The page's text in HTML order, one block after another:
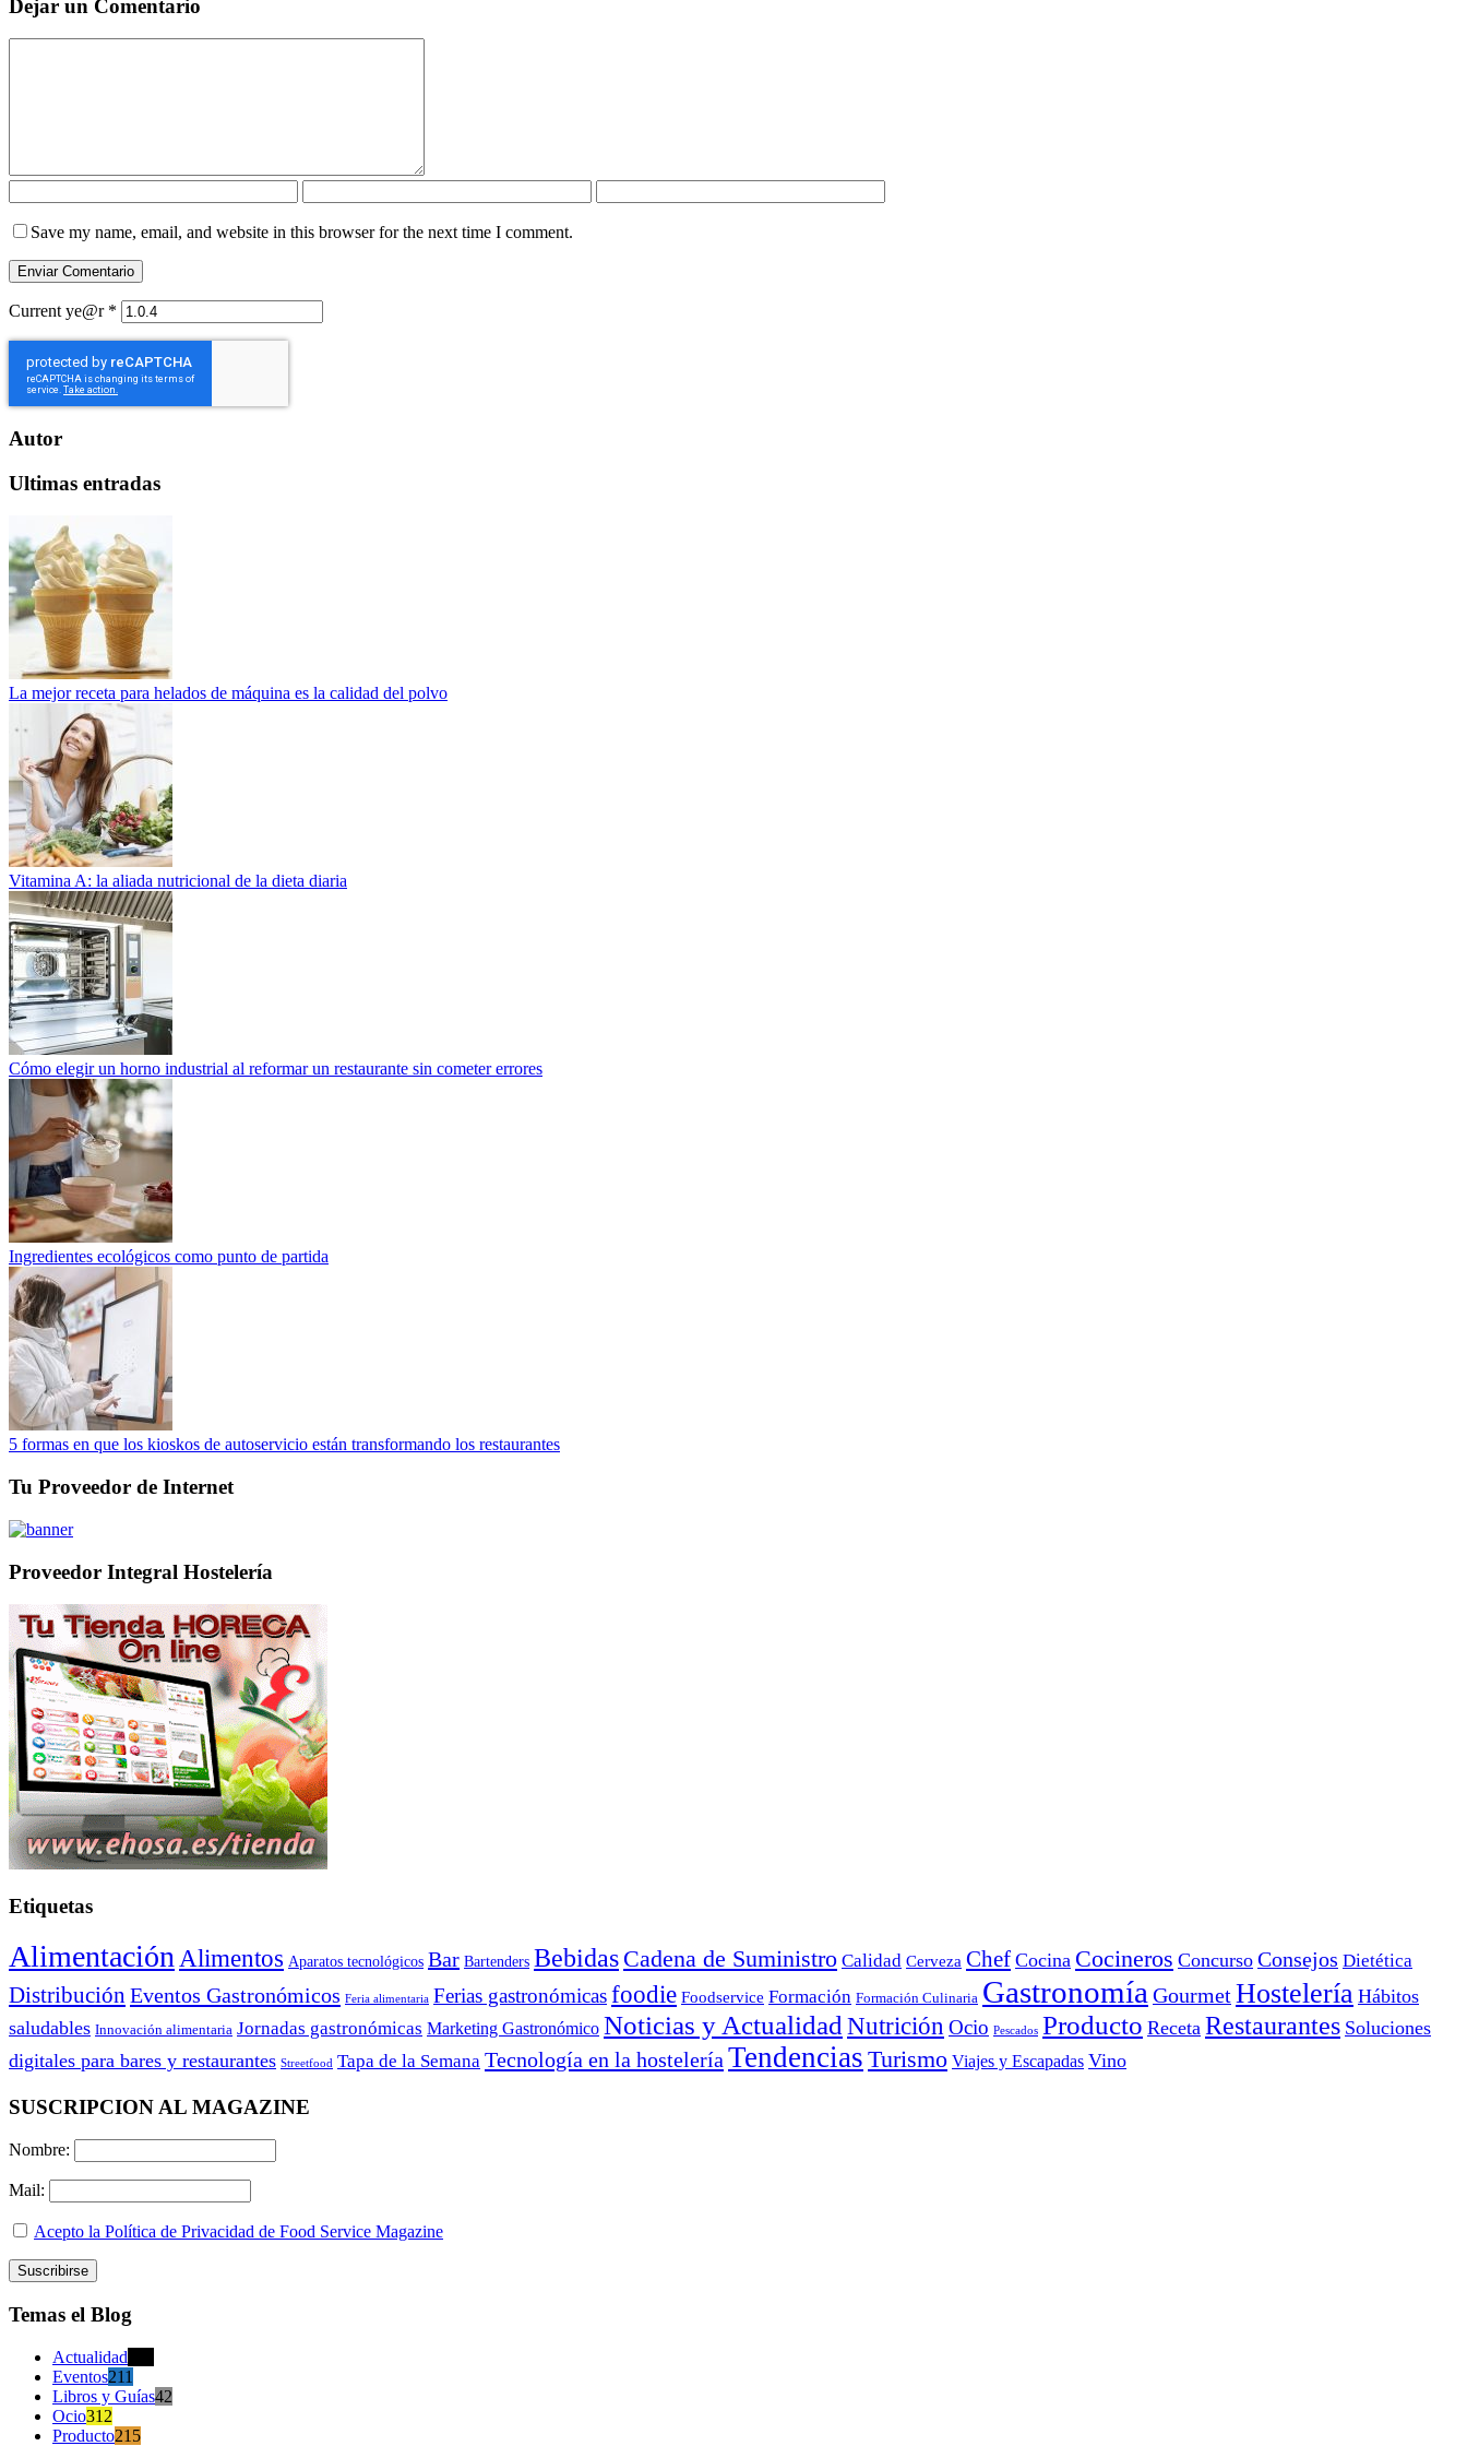
Dejar un Comentario
Save my name, email, and website in this browser for the next time I comment.
Current ye@r *
Autor
Ultimas entradas
La mejor receta para helados de máquina es la calidad del polvo
Vitamina A: la aliada nutricional de la dieta diaria
Cómo elegir un horno industrial al reformar un restaurante sin cometer errores
Ingredientes ecológicos como punto de partida
5 formas en que los kioskos de autoservicio están transformando los restaurantes
Tu Proveedor de Internet
Proveedor Integral Hostelería
Etiquetas
Alimentación Alimentos Aparatos tecnológicos Bar Bartenders Bebidas Cadena de Suministro Calidad Cerveza Chef Cocina Cocineros Concurso Consejos Dietética
Distribución Eventos Gastronómicos Feria alimentaria Ferias gastronómicasfoodie Foodservice Formación Formación Culinaria Gastronomía GourmetHostelería Hábitos
saludables Innovación alimentaria Jornadas gastronómicas Marketing Gastronómico Noticias y Actualidad Nutrición Ocio Pescados Producto Receta Restaurantes Soluciones
digitales para bares y restaurantes Streetfood Tapa de la Semana Tecnología en la hostelería Tendencias Turismo Viajes y Escapadas Vino
SUSCRIPCION AL MAGAZINE
Nombre:
Mail:
Acepto la Política de Privacidad de Food Service Magazine
Temas el Blog
Actualidad
Eventos211
Libros y Guías42
Ocio312
Producto215